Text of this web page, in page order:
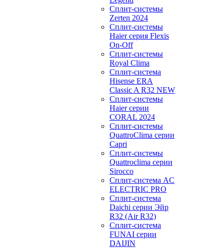
Сплит-системы
Zerten 2024
Сплит-системы
Haier серия Flexis
On-Off
Сплит-системы
Royal Clima
Сплит-система
Hisense ERA
Classic A R32 NEW
Сплит-системы
Haier cерии
CORAL 2024
Сплит-системы
QuattroClima серии
Capri
Сплит-системы
Quattroclima серии
Sirocco
Сплит-система AC
ELECTRIC PRO
Сплит-система
Daichi серии Эйр
R32 (Air R32)
Сплит-система
FUNAI серии
DAIJIN